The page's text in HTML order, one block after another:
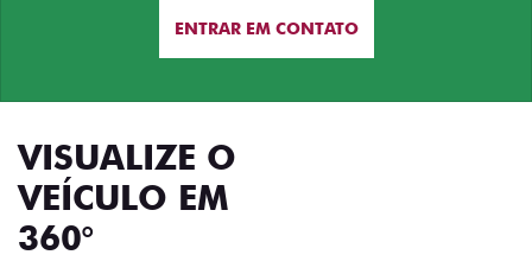
ENTRAR EM CONTATO
VISUALIZE O
VEÍCULO EM
360°